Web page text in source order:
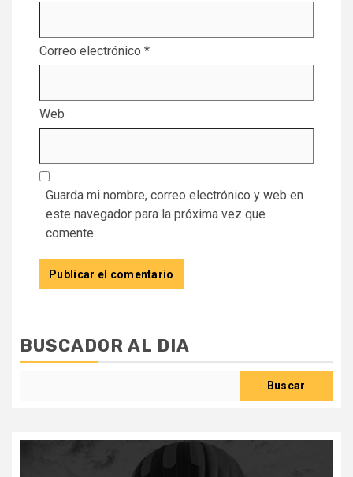
Correo electrónico *
Web
Guarda mi nombre, correo electrónico y web en
este navegador para la próxima vez que
comente.
BUSCADOR AL DIA
Buscar